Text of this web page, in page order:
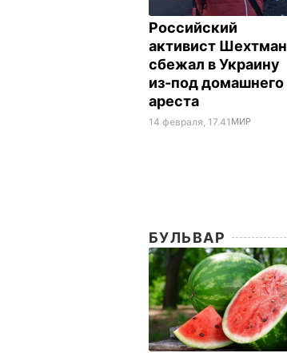
Российский
активист Шехтман
сбежал в Украину
из-под домашнего
ареста
14 февраля, 17.41 МИР
БУЛЬВАР